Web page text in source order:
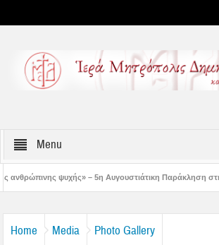
Menu
5η Αυγουστιάτικη Παράκληση στην Ευξεινούπολη
Home Media Photo Gallery